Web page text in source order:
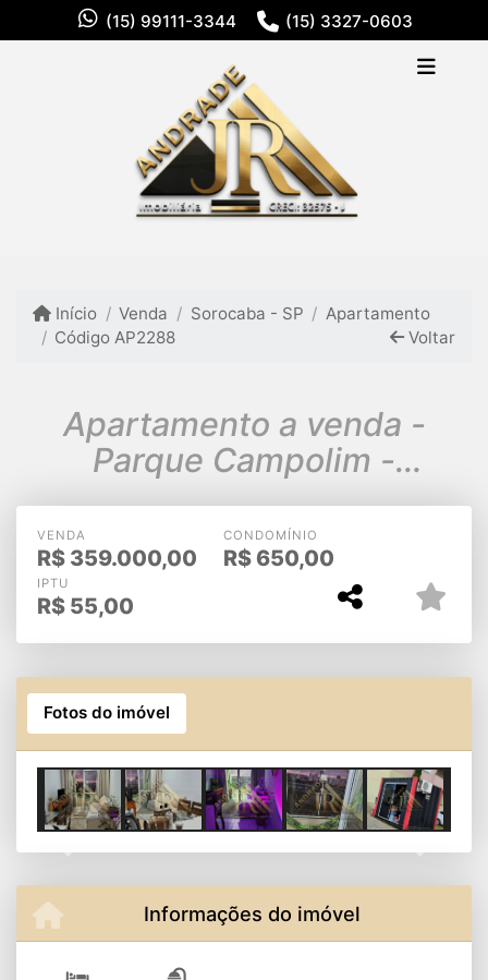
(15) 99111-3344 (15) 3327-0603
Início Venda Sorocaba - SP
Apartamento
Código AP2288
Voltar
Apartamento a venda -
Parque Campolim -
Sorocaba - Zona Sul
VENDA
R$ 359.000,00
CONDOMÍNIO
R$ 650,00
IPTU
R$ 55,00
Fotos do imóvel
Informações do imóvel